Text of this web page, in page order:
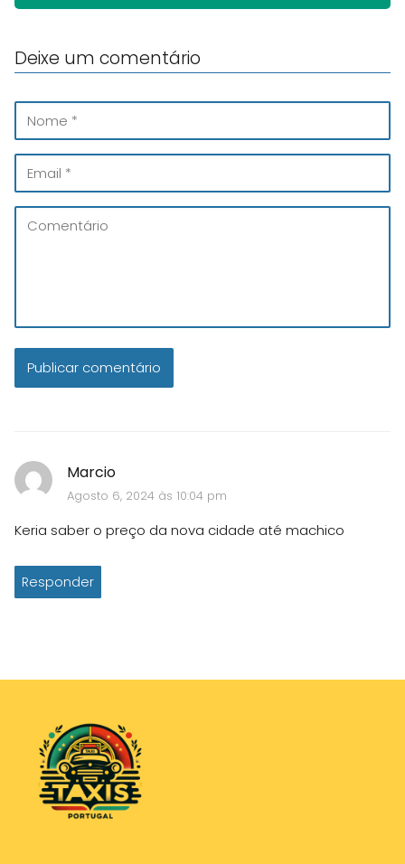
Marcio
Agosto 6, 2024 às 10:04 pm
Keria saber o preço da nova cidade até machico
Responder
Deixe um comentário